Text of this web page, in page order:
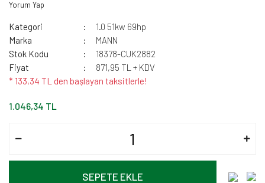
Yorum Yap
Kategori
1.0 51kw 69hp
Marka
MANN
Stok Kodu
18378-CUK2882
Fiyat
871,95 TL + KDV
* 133,34 TL den başlayan taksitlerle!
1.046,34 TL
SEPETE EKLE